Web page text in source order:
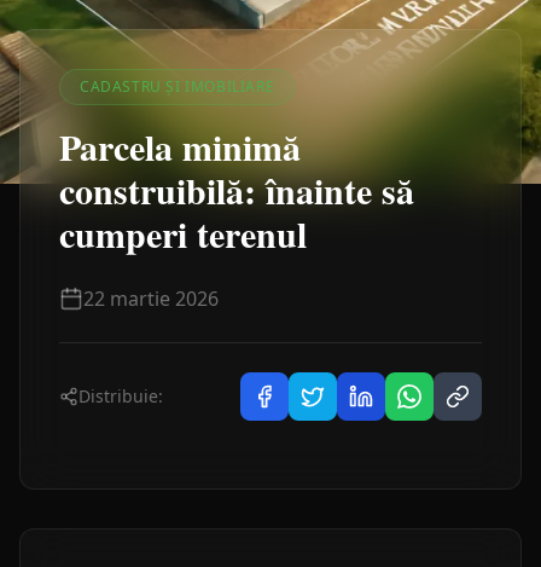
CADASTRU ȘI IMOBILIARE
Parcela minimă
construibilă: înainte să
cumperi terenul
22 martie 2026
Distribuie: